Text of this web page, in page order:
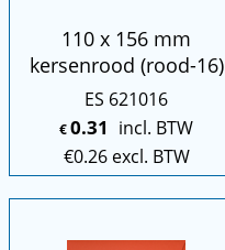
110 x 156 mm
kersenrood (rood-16)
ES 621016
€0.31 incl. BTW
€0.26 excl. BTW